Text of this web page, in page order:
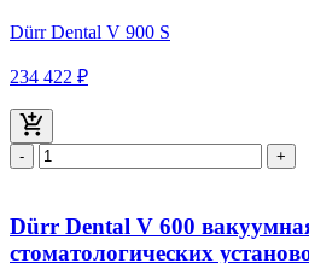
Dürr Dental V 900 S
234 422 ₽
- +
Dürr Dental V 600
стоматологических